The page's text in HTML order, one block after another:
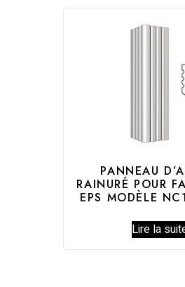
PANNEAU
RAINURÉ POUR
EPS MODÈLE
Lire la